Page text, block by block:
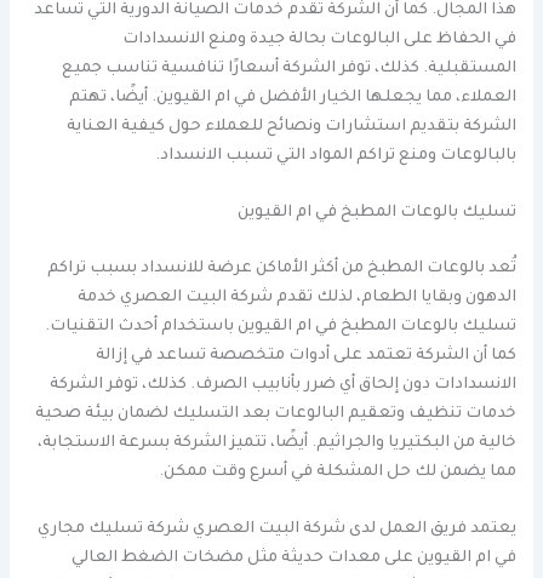
هذا المجال. كما أن الشركة تقدم خدمات الصيانة الدورية التي تساعد
في الحفاظ على البالوعات بحالة جيدة ومنع الانسدادات
المستقبلية. كذلك، توفر الشركة أسعارًا تنافسية تناسب جميع
العملاء، مما يجعلها الخيار الأفضل في ام القيوين. أيضًا، تهتم
الشركة بتقديم استشارات ونصائح للعملاء حول كيفية العناية
بالبالوعات ومنع تراكم المواد التي تسبب الانسداد.
تسليك بالوعات المطبخ في ام القيوين
تُعد بالوعات المطبخ من أكثر الأماكن عرضة للانسداد بسبب تراكم
الدهون وبقايا الطعام، لذلك تقدم شركة البيت العصري خدمة
تسليك بالوعات المطبخ في ام القيوين باستخدام أحدث التقنيات.
كما أن الشركة تعتمد على أدوات متخصصة تساعد في إزالة
الانسدادات دون إلحاق أي ضرر بأنابيب الصرف. كذلك، توفر الشركة
خدمات تنظيف وتعقيم البالوعات بعد التسليك لضمان بيئة صحية
خالية من البكتيريا والجراثيم. أيضًا، تتميز الشركة بسرعة الاستجابة،
مما يضمن لك حل المشكلة في أسرع وقت ممكن.
يعتمد فريق العمل لدى شركة البيت العصري شركة تسليك مجاري
في ام القيوين على معدات حديثة مثل مضخات الضغط العالي